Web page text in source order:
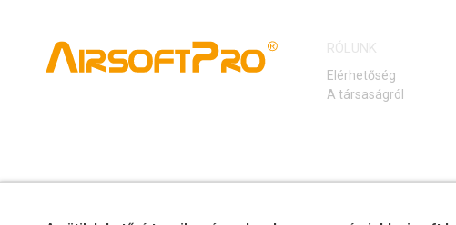
RÓLUNK
Elérhetőség
A társaságról